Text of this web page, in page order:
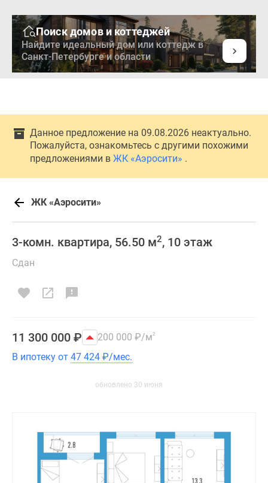
Поиск домов и коттеджей
Найдите идеальный дом или коттедж в
Санкт-Петербурге и области
Данное предложение на 09.08.2026 неактуально.
Пожалуйста, ознакомьтесь с другими похожими
предложениями в ЖК «Аэросити» .
ЖК «Аэросити»
3-комн. квартира, 56.50 м2, 10 этаж
Сдан
11 300 000 ₽ 200 000 ₽/м2
В ипотеку от 47 424 ₽/мес.
обновлено 30 июня